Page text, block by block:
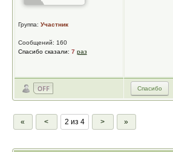
Группа: Участник
Сообщений: 160
Спасибо сказали: 7 раз
Спасибо
« < 2 из 4 > »